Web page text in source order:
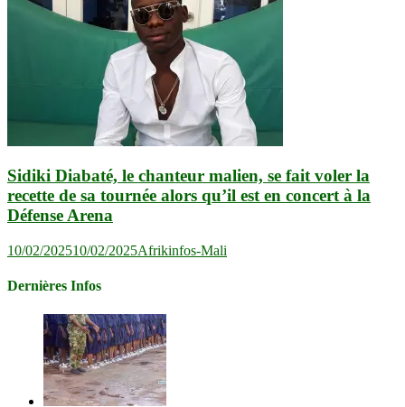
Sidiki Diabaté, le chanteur malien, se fait voler la
recette de sa tournée alors qu’il est en concert à la
Défense Arena
10/02/202510/02/2025Afrikinfos-Mali
Dernières Infos